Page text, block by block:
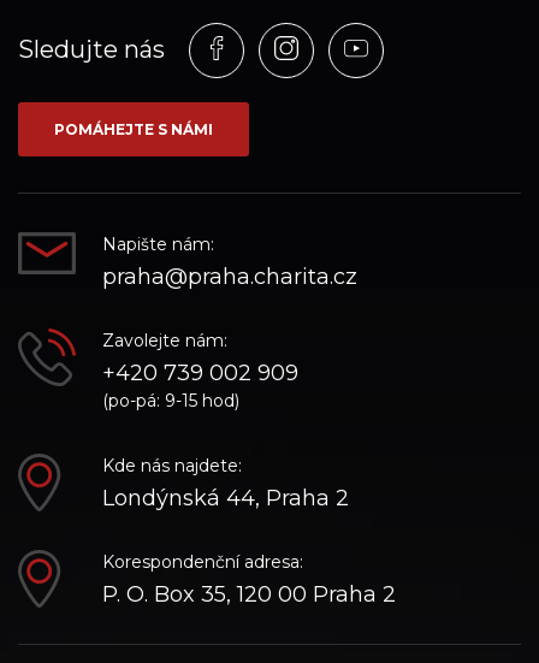
Sledujte nás
Profil
na
síti_Facebook
Profil
na
Profil
na
POMÁHEJTE S NÁMI
Napište nám:
praha@praha.charita.cz
Zavolejte nám:
+420 739 002 909
(po-pá: 9-15 hod)
Kde nás najdete:
Londýnská 44, Praha 2
Korespondenční adresa:
P. O. Box 35, 120 00 Praha 2